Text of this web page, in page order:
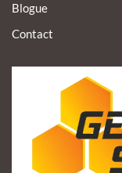
Blogue
Contact